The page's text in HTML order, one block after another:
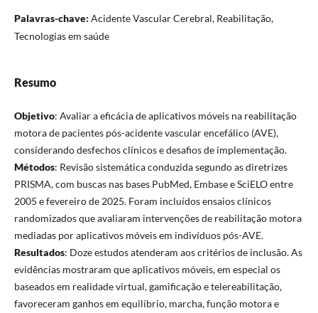
Palavras-chave: Acidente Vascular Cerebral, Reabilitação,
Tecnologias em saúde
Resumo
Objetivo: Avaliar a eficácia de aplicativos móveis na reabilitação
motora de pacientes pós-acidente vascular encefálico (AVE),
considerando desfechos clínicos e desafios de implementação.
Métodos: Revisão sistemática conduzida segundo as diretrizes
PRISMA, com buscas nas bases PubMed, Embase e SciELO entre
2005 e fevereiro de 2025. Foram incluídos ensaios clínicos
randomizados que avaliaram intervenções de reabilitação motora
mediadas por aplicativos móveis em indivíduos pós-AVE.
Resultados: Doze estudos atenderam aos critérios de inclusão. As
evidências mostraram que aplicativos móveis, em especial os
baseados em realidade virtual, gamificação e telereabilitação,
favoreceram ganhos em equilíbrio, marcha, função motora e